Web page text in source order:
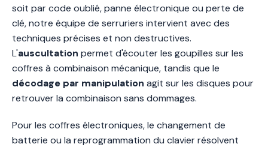
soit par code oublié, panne électronique ou perte de
clé, notre équipe de serruriers intervient avec des
techniques précises et non destructives.
L'auscultation permet d'écouter les goupilles sur les
coffres à combinaison mécanique, tandis que le
décodage par manipulation agit sur les disques pour
retrouver la combinaison sans dommages.
Pour les coffres électroniques, le changement de
batterie ou la reprogrammation du clavier résolvent